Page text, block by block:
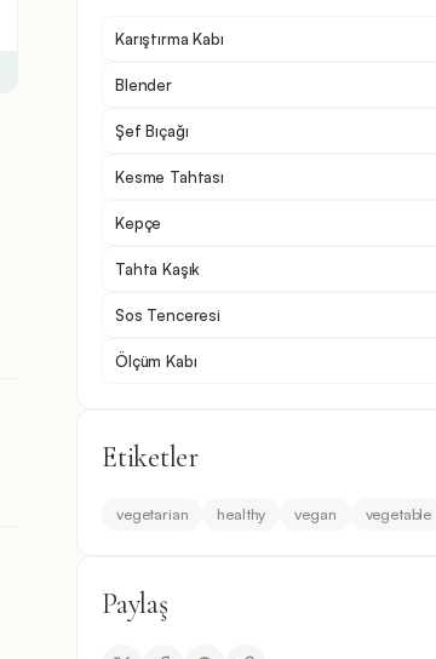
Karıştırma Kabı
Blender
Şef Bıçağı
Kesme Tahtası
Kepçe
Tahta Kaşık
Sos Tenceresi
Ölçüm Kabı
Etiketler
vegetarian healthy vegan vegetable
Paylaş